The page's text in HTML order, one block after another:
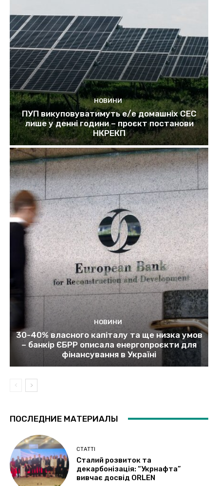
НОВИНИ
ПУП викуповуватимуть е/е домашніх СЕС
лише у денні години – проєкт постанови
НКРЕКП
НОВИНИ
30-40% власного капіталу та ще низка умов
– банкір ЄБРР описала енергопроєкти для
фінансування в Україні
ПОСЛЕДНИЕ МАТЕРИАЛЫ
СТАТТІ
Сталий розвиток та
декарбонізація: “Укрнафта”
вивчає досвід ORLEN